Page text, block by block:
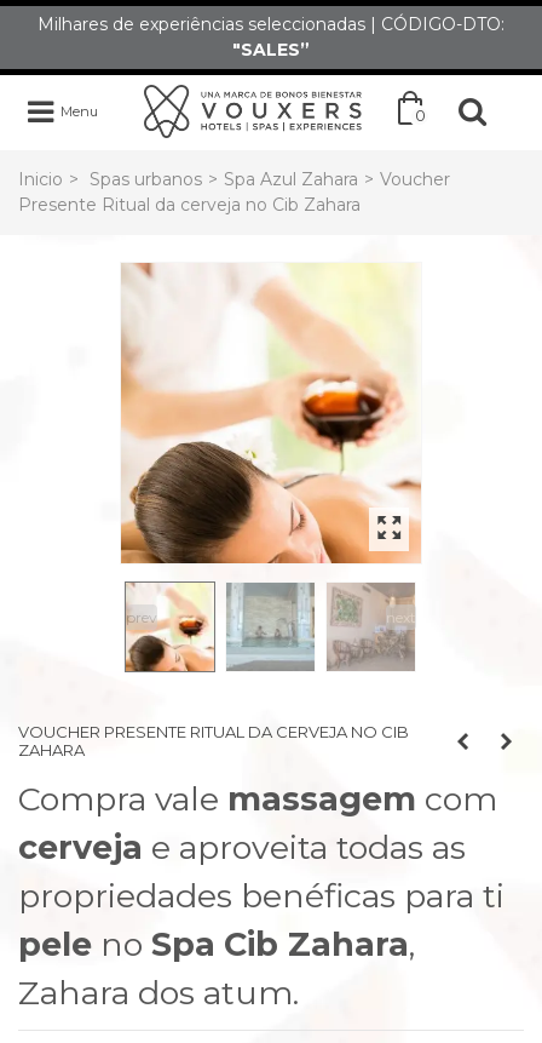
Milhares de experiências seleccionadas | CÓDIGO-DTO:
"SALES”
Menu 0
Inicio > Spas urbanos > Spa Azul Zahara > Voucher
Presente Ritual da cerveja no Cib Zahara
prev next
VOUCHER PRESENTE RITUAL DA CERVEJA NO CIB
ZAHARA
Compra vale massagem com
cerveja e aproveita todas as
propriedades benéficas para ti
pele no Spa Cib Zahara,
Zahara dos atum.